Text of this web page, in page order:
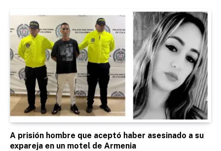
A prisión hombre que aceptó haber asesinado a su
expareja en un motel de Armenia